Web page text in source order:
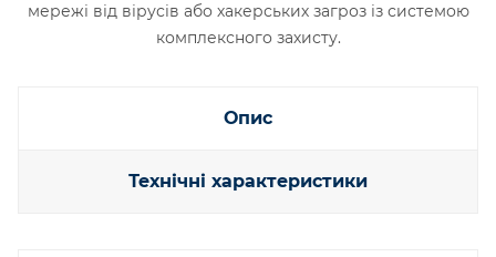
мережі від вірусів або хакерських загроз із системою
комплексного захисту.
Опис
Технічні характеристики